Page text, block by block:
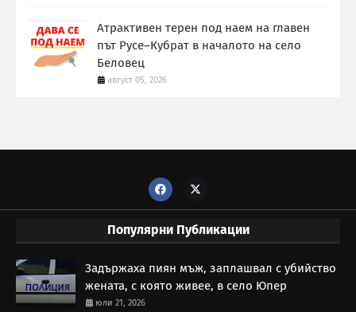
Атрактивен терен под наем на главен
път Русе–Кубрат в началото на село
Беловец
август 05, 2026
Популярни Публикации
Задържаха пиян мъж, заплашвал с убийство
жената, с която живее, в село Юпер
юли 21, 2026